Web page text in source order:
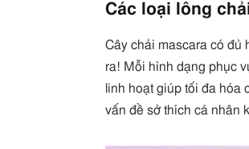
Các loại lông
Cây chải mascara có đủ
ra! Mỗi hình dạng phục
linh hoạt giúp tối đa hóa
vấn đề sở thích cá nhân